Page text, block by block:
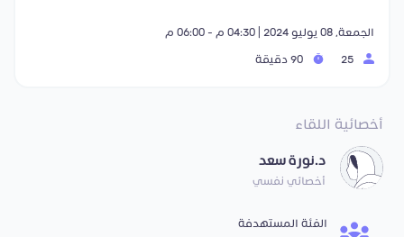
الجمعة, 08 يوليو 2024 | 04:30 م - 06:00 م
أخصائية اللقاء
د.نورة سعد
أخصائي نفسي
الفئة المستهدفة